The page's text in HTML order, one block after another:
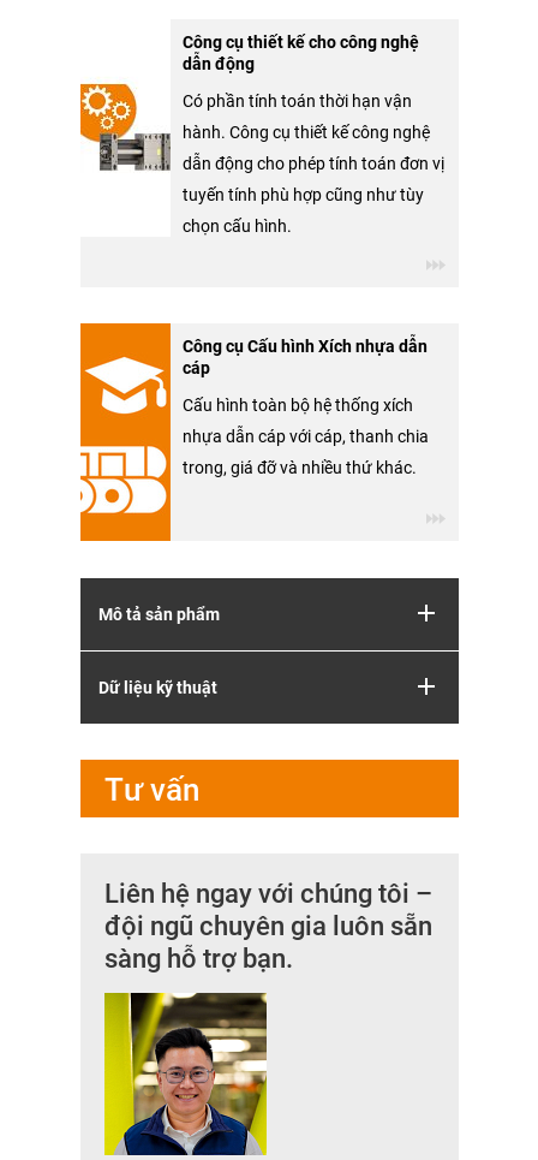
Công cụ thiết kế cho công nghệ
dẫn động
Có phần tính toán thời hạn vận
hành. Công cụ thiết kế công nghệ
dẫn động cho phép tính toán đơn vị
tuyến tính phù hợp cũng như tùy
chọn cấu hình.
Công cụ Cấu hình Xích nhựa dẫn
cáp
Cấu hình toàn bộ hệ thống xích
nhựa dẫn cáp với cáp, thanh chia
trong, giá đỡ và nhiều thứ khác.
Mô tả sản phẩm
Dữ liệu kỹ thuật
Tư vấn
Liên hệ ngay với chúng tôi –
đội ngũ chuyên gia luôn sẵn
sàng hỗ trợ bạn.